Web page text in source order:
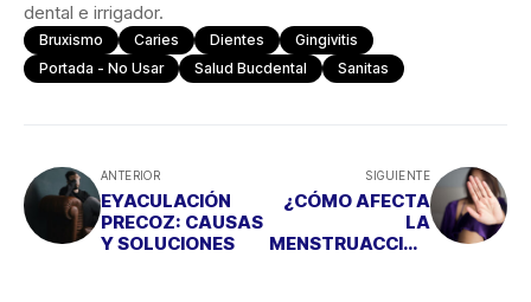
dental e irrigador.
Bruxismo Caries Dientes
Gingivitis
Portada - No Usar
Salud Bucdental Sanitas
ANTERIOR
EYACULACIÓN
PRECOZ: CAUSAS
Y SOLUCIONES
SIGUIENTE
¿CÓMO AFECTA
LA
MENSTRUACCIÓN